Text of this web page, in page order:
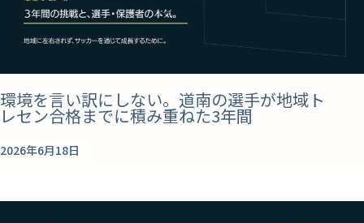
環境を言い訳にしない。道南の選手が地域ト
レセン合格までに積み重ねた3年間
2026年6月18日